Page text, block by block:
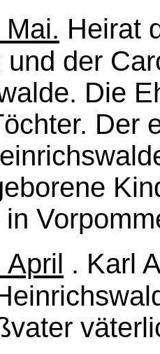
Mai. Heirat
und der
Die
Der
April . Karl